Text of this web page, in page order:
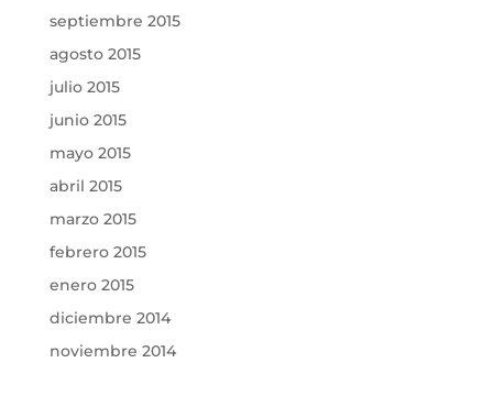
septiembre 2015
agosto 2015
julio 2015
junio 2015
mayo 2015
abril 2015
marzo 2015
febrero 2015
enero 2015
diciembre 2014
noviembre 2014